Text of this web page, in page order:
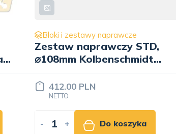
Bloki i zestawy naprawcze
Zestaw naprawczy STD,
⌀108mm Kolbenschmidt
41506960
412.00 PLN
NETTO
- + Do koszyka